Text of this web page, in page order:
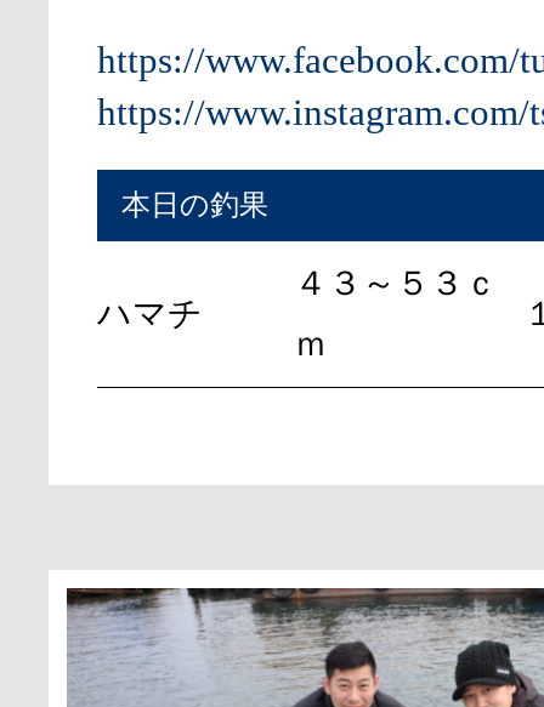
https://www.facebook.com/
https://www.instagram.com/
本日の釣果
ハマチ
４３～５３ｃ
ｍ